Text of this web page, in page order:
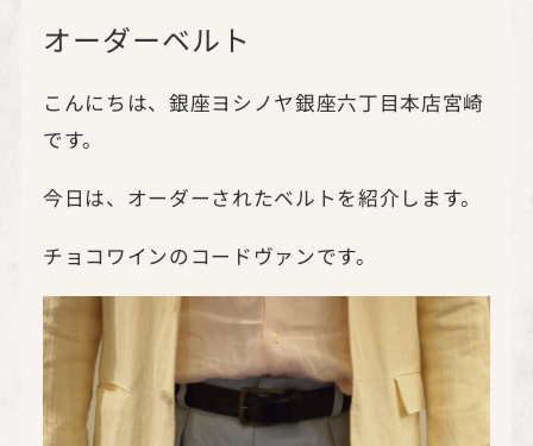
オーダーベルト
こんにちは、銀座ヨシノヤ銀座六丁目本店宮崎
です。
今日は、オーダーされたベルトを紹介します。
チョコワインのコードヴァンです。